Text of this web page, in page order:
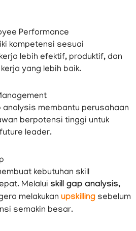
Performance
kompetensi sesuai
lebih efektif, produktif, dan
yang lebih baik.
membantu perusahaan
berpotensi tinggi untuk
leader.
kebutuhan skill
Melalui skill gap analysis,
melakukan upskilling sebelum
semakin besar.